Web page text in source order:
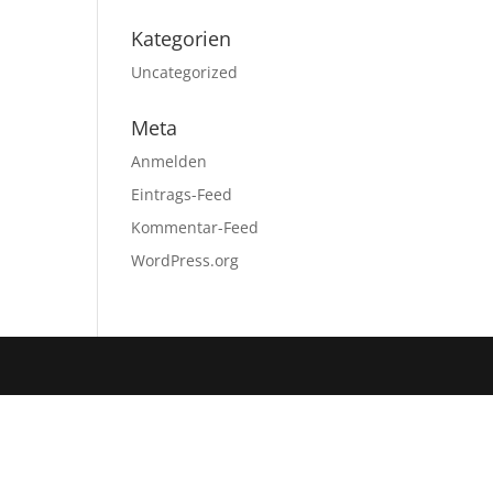
Kategorien
Uncategorized
Meta
Anmelden
Eintrags-Feed
Kommentar-Feed
WordPress.org